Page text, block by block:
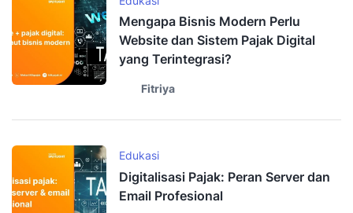
Mengapa Bisnis Modern Perlu
Website dan Sistem Pajak Digital
yang Terintegrasi?
Fitriya
Edukasi
Digitalisasi Pajak: Peran Server dan
Email Profesional